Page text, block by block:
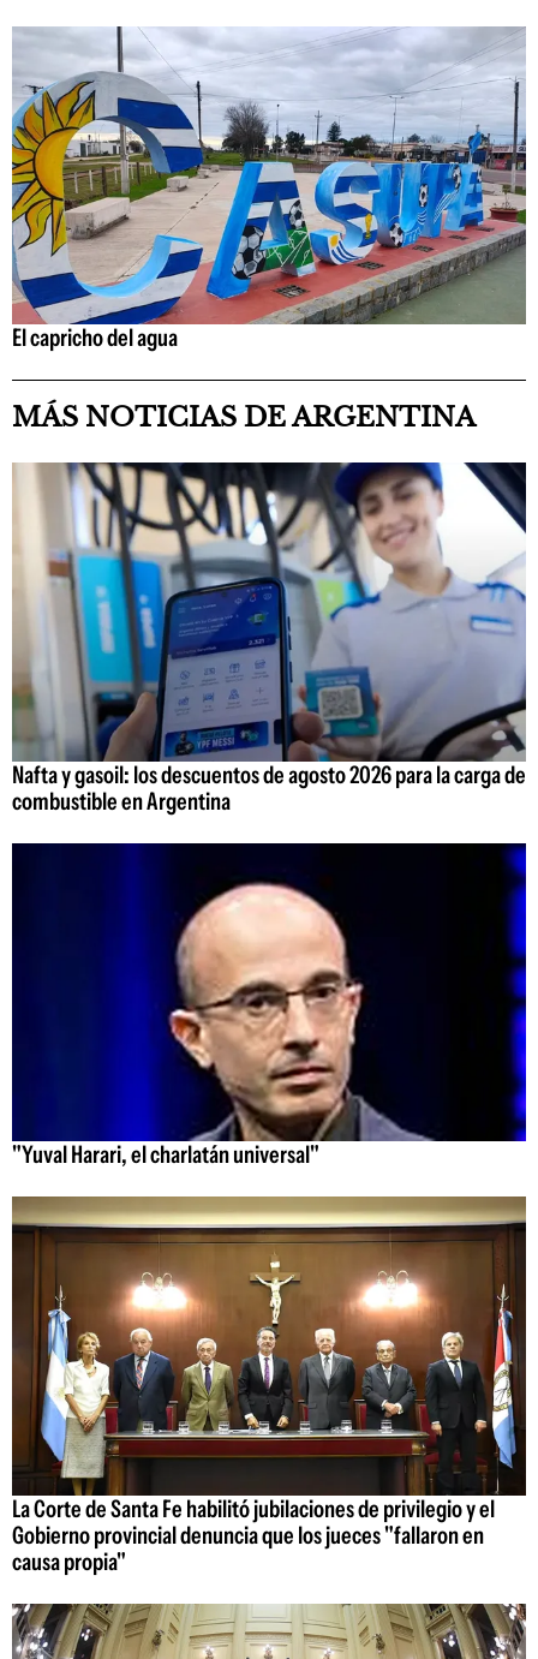
El capricho del agua
MÁS NOTICIAS DE ARGENTINA
Nafta y gasoil: los descuentos de agosto 2026 para la carga de
combustible en Argentina
"Yuval Harari, el charlatán universal"
La Corte de Santa Fe habilitó jubilaciones de privilegio y el
Gobierno provincial denuncia que los jueces "fallaron en
causa propia"